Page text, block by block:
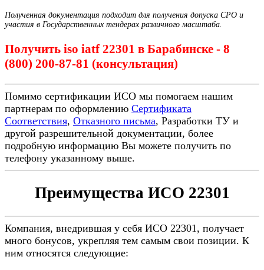
Полученная документация подходит для получения допуска СРО и
участия в Государственных тендерах различного масштаба.
Получить iso iatf 22301 в Барабинске - 8
(800) 200-87-81 (консультация)
Помимо сертификации ИСО мы помогаем нашим
партнерам по оформлению Сертификата
Соответствия, Отказного письма, Разработки ТУ и
другой разрешительной документации, более
подробную информацию Вы можете получить по
телефону указанному выше.
Преимущества ИСО 22301
Компания, внедрившая у себя ИСО 22301, получает
много бонусов, укрепляя тем самым свои позиции. К
ним относятся следующие: